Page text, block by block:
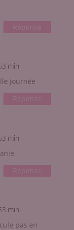
Réponse
min
journée
Réponse
min
Réponse
min
pas en